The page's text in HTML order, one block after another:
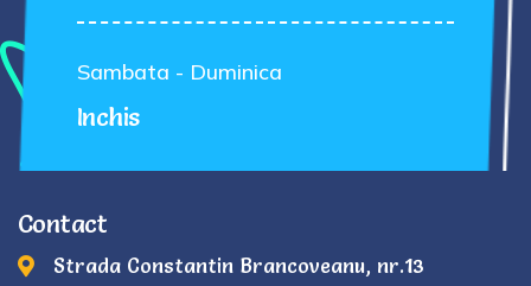
Sambata - Duminica
Inchis
Contact
Strada Constantin Brancoveanu, nr.13